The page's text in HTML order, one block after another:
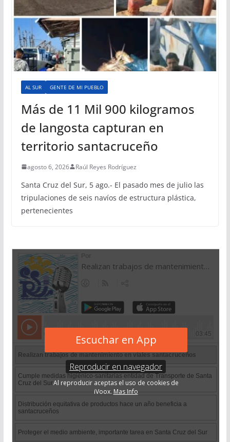
AL SUR GENTE DE MI PUEBLO
Más de 11 Mil 900 kilogramos
de langosta capturan en
territorio santacruceño
agosto 6, 2026 Raúl Reyes Rodríguez
Santa Cruz del Sur, 5 ago.- El pasado mes de julio las
tripulaciones de seis navíos de estructura plástica,
pertenecientes